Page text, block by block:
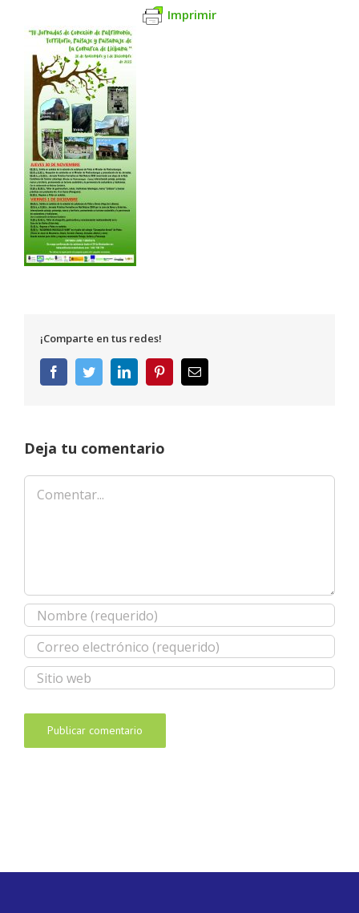
Imprimir
¡Comparte en tus redes!
FacebookTwitterLinkedInPinterestCorreo
electrónico
Deja tu comentario
Comentar